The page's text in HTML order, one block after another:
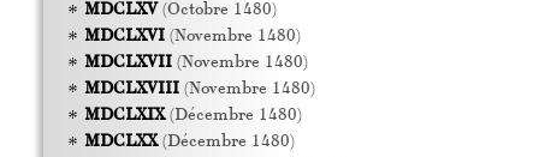
MDCLXV(Octobre 1480)
MDCLXVI(Novembre 1480)
MDCLXVII(Novembre 1480)
MDCLXVIII(Novembre 1480)
MDCLXIX(Décembre 1480)
MDCLXX(Décembre 1480)